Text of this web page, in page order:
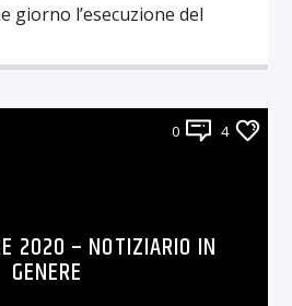
giorno l’esecuzione del
0 4
2020 – NOTIZIARIO IN
GENERE